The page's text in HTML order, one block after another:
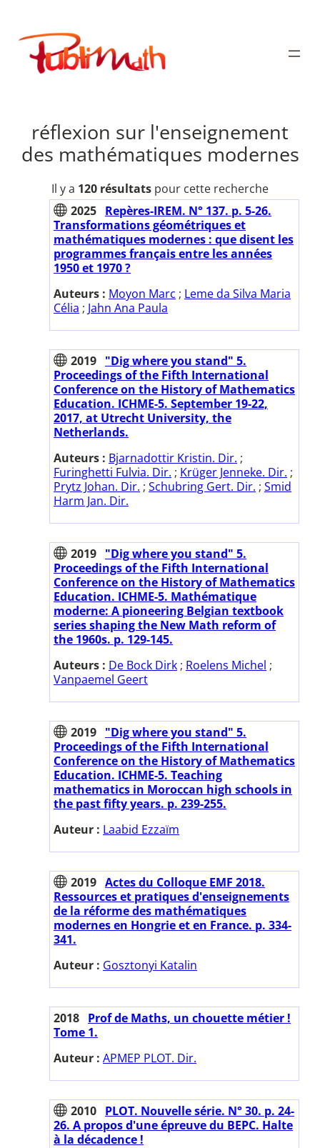
contenu
Publimath
réflexion sur l'enseignement
des mathématiques modernes
Il y a 120 résultats pour cette recherche
2025 Repères-IREM. N° 137. p. 5-26.
Transformations géométriques et
mathématiques modernes : que disent les
programmes français entre les années
1950 et 1970 ?
Auteurs : Moyon Marc ; Leme da Silva Maria
Célia ; Jahn Ana Paula
2019 "Dig where you stand" 5.
Proceedings of the Fifth International
Conference on the History of Mathematics
Education. ICHME-5. September 19-22,
2017, at Utrecht University, the
Netherlands.
Auteurs : Bjarnadottir Kristin. Dir. ;
Furinghetti Fulvia. Dir. ; Krüger Jenneke. Dir. ;
Prytz Johan. Dir. ; Schubring Gert. Dir. ; Smid
Harm Jan. Dir.
2019 "Dig where you stand" 5.
Proceedings of the Fifth International
Conference on the History of Mathematics
Education. ICHME-5. Mathématique
moderne: A pioneering Belgian textbook
series shaping the New Math reform of
the 1960s. p. 129-145.
Auteurs : De Bock Dirk ; Roelens Michel ;
Vanpaemel Geert
2019 "Dig where you stand" 5.
Proceedings of the Fifth International
Conference on the History of Mathematics
Education. ICHME-5. Teaching
mathematics in Moroccan high schools in
the past fifty years. p. 239-255.
Auteur : Laabid Ezzaïm
2019 Actes du Colloque EMF 2018.
Ressources et pratiques d'enseignements
de la réforme des mathématiques
modernes en Hongrie et en France. p. 334-
341.
Auteur : Gosztonyi Katalin
2018 Prof de Maths, un chouette métier !
Tome 1.
Auteur : APMEP PLOT. Dir.
2010 PLOT. Nouvelle série. N° 30. p. 24-
26. A propos d'une épreuve du BEPC. Halte
à la décadence !